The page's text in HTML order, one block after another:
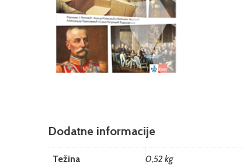
Dodatne informacije
Težina 0,52 kg